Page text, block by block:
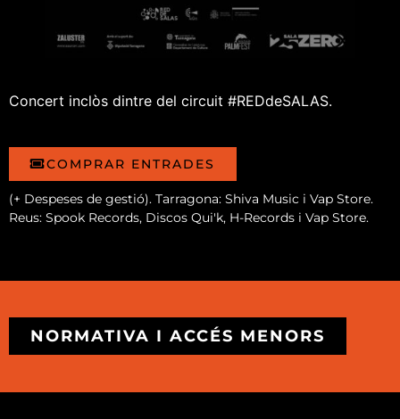
Concert inclòs dintre del circuit #REDdeSALAS.
COMPRAR ENTRADES
(+ Despeses de gestió). Tarragona: Shiva Music i Vap Store.
Reus: Spook Records, Discos Qui'k, H-Records i Vap Store.
NORMATIVA I ACCÉS MENORS